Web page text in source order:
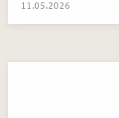
11.05.2026